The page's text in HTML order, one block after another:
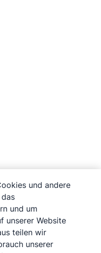
und andere
und um
unserer Website
teilen wir
unserer